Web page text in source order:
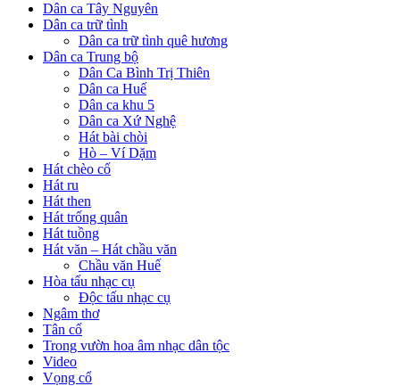
Dân ca Tây Nguyên
Dân ca trữ tình
Dân ca trữ tình quê hương
Dân ca Trung bộ
Dân Ca Bình Trị Thiên
Dân ca Huế
Dân ca khu 5
Dân ca Xứ Nghệ
Hát bài chòi
Hò – Ví Dặm
Hát chèo cổ
Hát ru
Hát then
Hát trống quân
Hát tuồng
Hát văn – Hát chầu văn
Chầu văn Huế
Hòa tấu nhạc cụ
Độc tấu nhạc cụ
Ngâm thơ
Tân cổ
Trong vườn hoa âm nhạc dân tộc
Video
Vọng cổ